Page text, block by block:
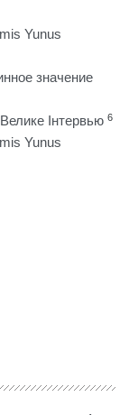
Yunus
значение
Інтервью 6
Yunus